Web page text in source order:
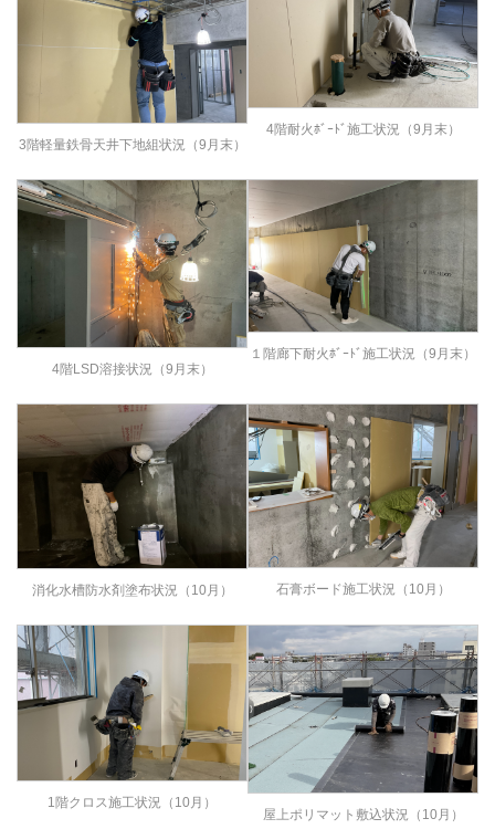
3階軽量鉄骨天井下地組状況（9月末）
4階耐火ﾎﾞｰﾄﾞ施工状況（9月末）
4階LSD溶接状況（9月末）
１階廊下耐火ﾎﾞｰﾄﾞ施工状況（9月末）
消化水槽防水剤塗布状況（10月） 石膏ボード施工状況（10月）
1階クロス施工状況（10月）
屋上ポリマット敷込状況（10月）